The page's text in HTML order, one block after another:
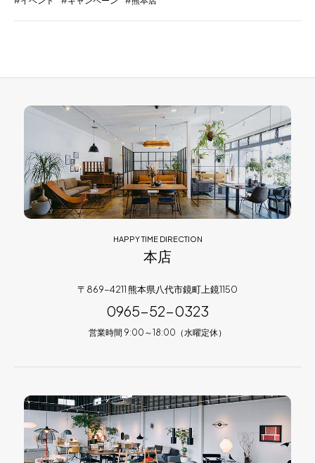
HAPPY TIME DIRECTION
本店
〒869-4211 熊本県八代市鏡町上鏡1150
0965-52-0323
営業時間 9:00～18:00（水曜定休）